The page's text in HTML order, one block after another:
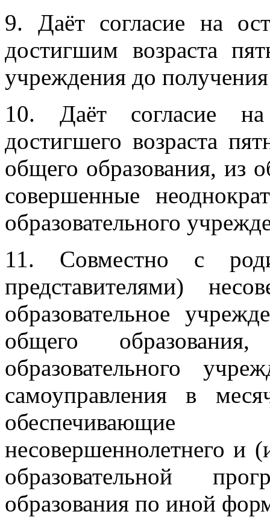
9. Даёт согласие на
достигшим возраста
учреждения до
10. Даёт согласие на
достигшего возраста
общего образования, из
совершенные
образовательного
11. Совместно с
представителями)
образовательное
общего
образовательного
самоуправления в
обеспечивающие
несовершеннолетнего и
образовательной
образования по иной